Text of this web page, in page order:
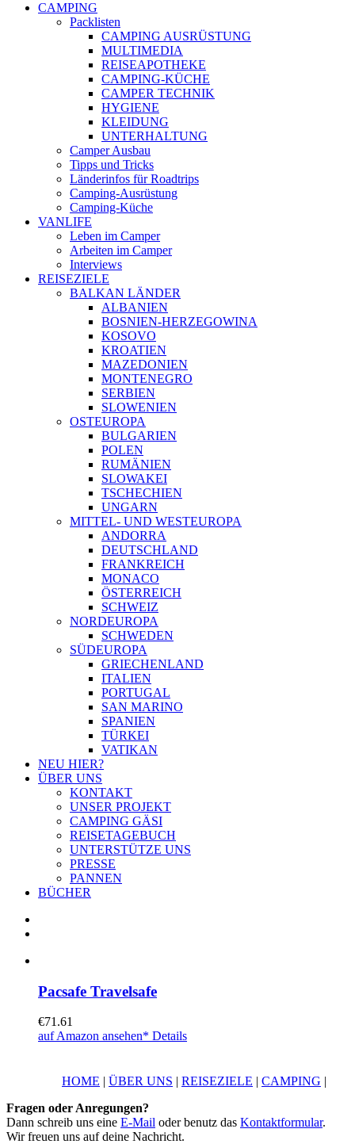
CAMPING
Packlisten
CAMPING AUSRÜSTUNG
MULTIMEDIA
REISEAPOTHEKE
CAMPING-KÜCHE
CAMPER TECHNIK
HYGIENE
KLEIDUNG
UNTERHALTUNG
Camper Ausbau
Tipps und Tricks
Länderinfos für Roadtrips
Camping-Ausrüstung
Camping-Küche
VANLIFE
Leben im Camper
Arbeiten im Camper
Interviews
REISEZIELE
BALKAN LÄNDER
ALBANIEN
BOSNIEN-HERZEGOWINA
KOSOVO
KROATIEN
MAZEDONIEN
MONTENEGRO
SERBIEN
SLOWENIEN
OSTEUROPA
BULGARIEN
POLEN
RUMÄNIEN
SLOWAKEI
TSCHECHIEN
UNGARN
MITTEL- UND WESTEUROPA
ANDORRA
DEUTSCHLAND
FRANKREICH
MONACO
ÖSTERREICH
SCHWEIZ
NORDEUROPA
SCHWEDEN
SÜDEUROPA
GRIECHENLAND
ITALIEN
PORTUGAL
SAN MARINO
SPANIEN
TÜRKEI
VATIKAN
NEU HIER?
ÜBER UNS
KONTAKT
UNSER PROJEKT
CAMPING GÄSI
REISETAGEBUCH
UNTERSTÜTZE UNS
PRESSE
PANNEN
BÜCHER
Pacsafe Travelsafe
€71.61
auf Amazon ansehen* Details
HOME | ÜBER UNS | REISEZIELE | CAMPING |
Fragen oder Anregungen?
Dann schreib uns eine E-Mail oder benutz das Kontaktformular.
Wir freuen uns auf deine Nachricht.